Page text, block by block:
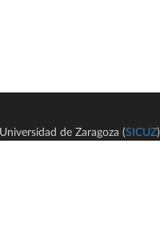
de Zaragoza (SICUZ)